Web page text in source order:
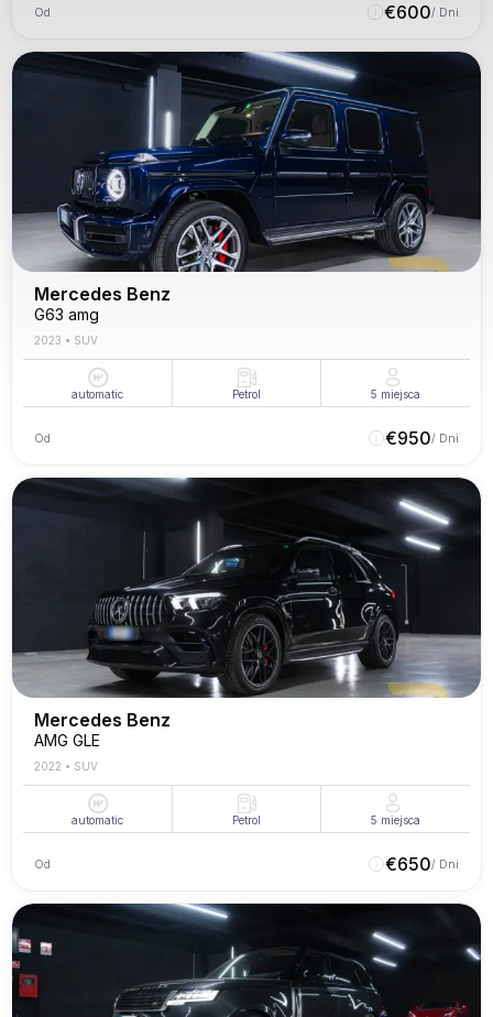
Od €600/ Dni
Mercedes Benz
G63 amg
2023 • SUV
automatic Petrol 5 miejsca
Od €950/ Dni
Mercedes Benz
AMG GLE
2022 • SUV
automatic Petrol 5 miejsca
Od €650/ Dni